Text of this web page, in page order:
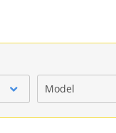
Model